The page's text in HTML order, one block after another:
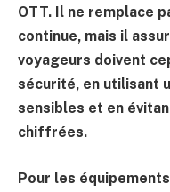
OTT. Il ne remplace
continue, mais il
voyageurs doivent
sécurité, en utilisant
sensibles et en
chiffrées.
Pour les